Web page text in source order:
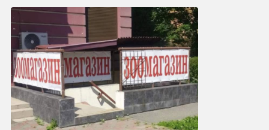
12:06, 3.08.2026